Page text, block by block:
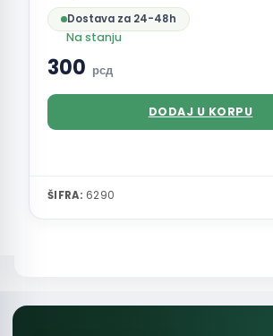
Dostava za 24-48h
Na stanju
300 рсд
DODAJ U KORPU
ŠIFRA: 6290